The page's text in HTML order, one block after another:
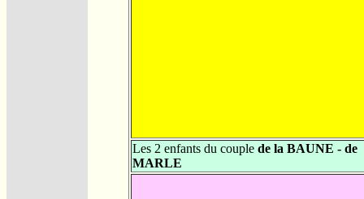
Les 2 enfants du couple de la BAUNE - de
MARLE